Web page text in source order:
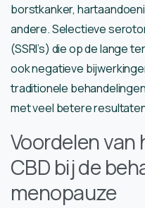
borstkanker,
andere. Selectieve
(SSRI’s) die op de lange
ook negatieve
traditionele
met veel betere
Voordelen van
CBD bij de
menopauze